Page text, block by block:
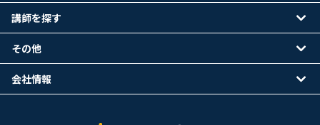
講師を探す
その他
会社情報